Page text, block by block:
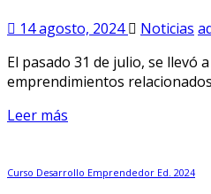
14 agosto, 2024 Noticias
El pasado 31 de julio, se llevó
emprendimientos
Leer más
Curso Desarrollo Emprendedor Ed. 2024